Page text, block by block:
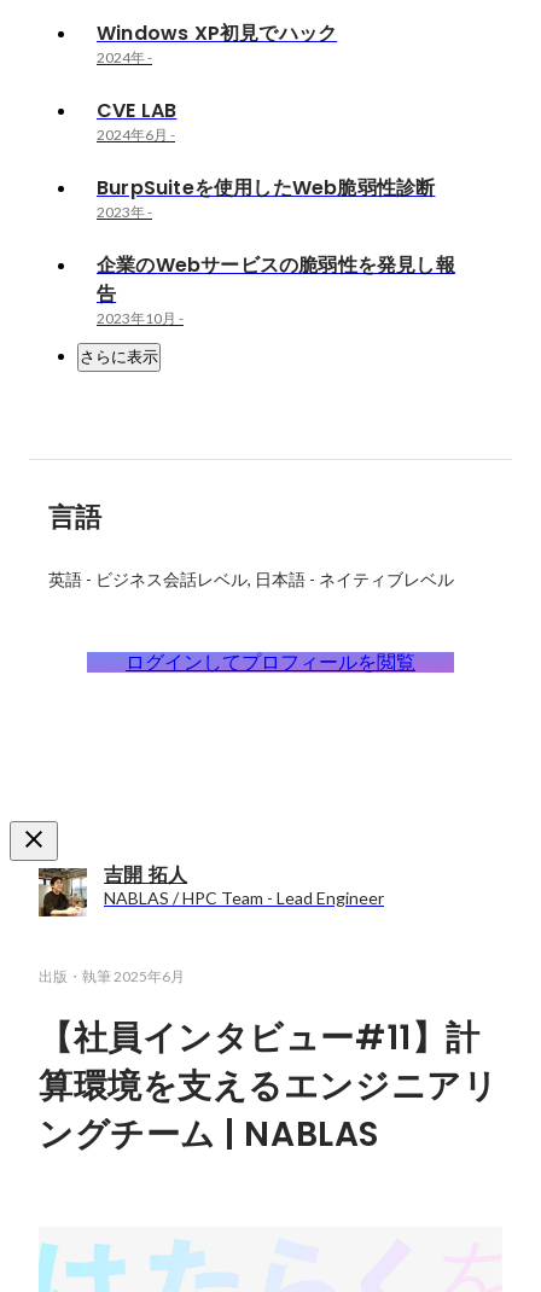
Windows XP初見でハック
2024年-
CVE LAB
2024年6月 -
BurpSuiteを使用したWeb脆弱性診断
2023年-
企業のWebサービスの脆弱性を発見し報
告
2023年10月 -
さらに表示
言語
英語 - ビジネス会話レベル 日本語 - ネイティブレベル
ログインしてプロフィールを閲覧
吉開 拓人
NABLAS / HPC Team - Lead Engineer
出版・執筆2025年6月
【社員インタビュー#11】計
算環境を支えるエンジニアリ
ングチーム | NABLAS